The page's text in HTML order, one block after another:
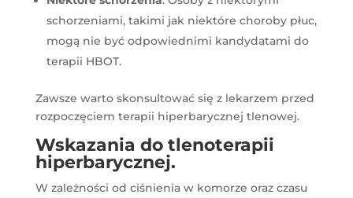
schorzeniami, takimi jak niektóre choroby płuc,
mogą nie być odpowiednimi kandydatami do
terapii HBOT.
Zawsze warto skonsultować się z lekarzem przed
rozpoczęciem terapii hiperbarycznej tlenowej.
Wskazania do tlenoterapii
hiperbarycznej.
W zależności od ciśnienia w komorze oraz czasu